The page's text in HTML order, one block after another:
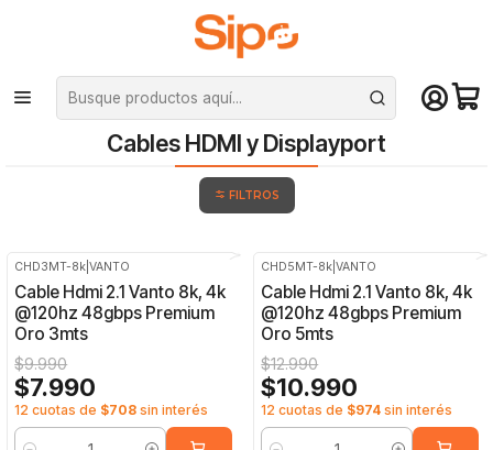
¡Compra hasta mediodía y recibe hoy! De lunes a sábado en el gran
Santiago. Envío gratis desde $29.990
Inicio Monitores Cables HDMI y Displayport
Cables HDMI y Displayport
FILTROS
CHD3MT-8k |VANTO
Cable Hdmi 2.1 Vanto 8k, 4k
@120hz 48gbps Premium
Oro 3mts
$9.990
$7.990
12 cuotas de $708 sin interés
CHD5MT-8k |VANTO
Cable Hdmi 2.1 Vanto 8k, 4k
@120hz 48gbps Premium
Oro 5mts
$12.990
$10.990
12 cuotas de $974 sin interés